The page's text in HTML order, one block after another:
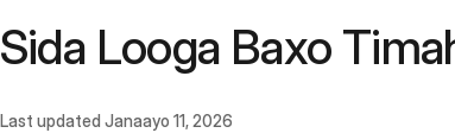
Sida Looga Baxo
Last updated Janaayo 11, 2026